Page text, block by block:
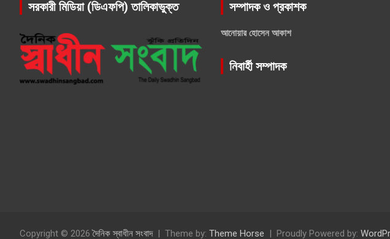
সরকারী মিডিয়া (ডিএফপি) তালিকাভুক্ত সম্পাদক ও প্রকাশক
আনোয়ার হোসেন আকাশ
নিবার্হী সম্পাদক
Copyright © 2026দৈনিক স্বাধীন সংবাদ Theme by: Theme Horse Proudly Powered by: